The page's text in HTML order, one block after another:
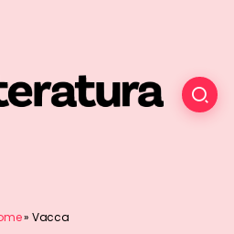
» Vacca